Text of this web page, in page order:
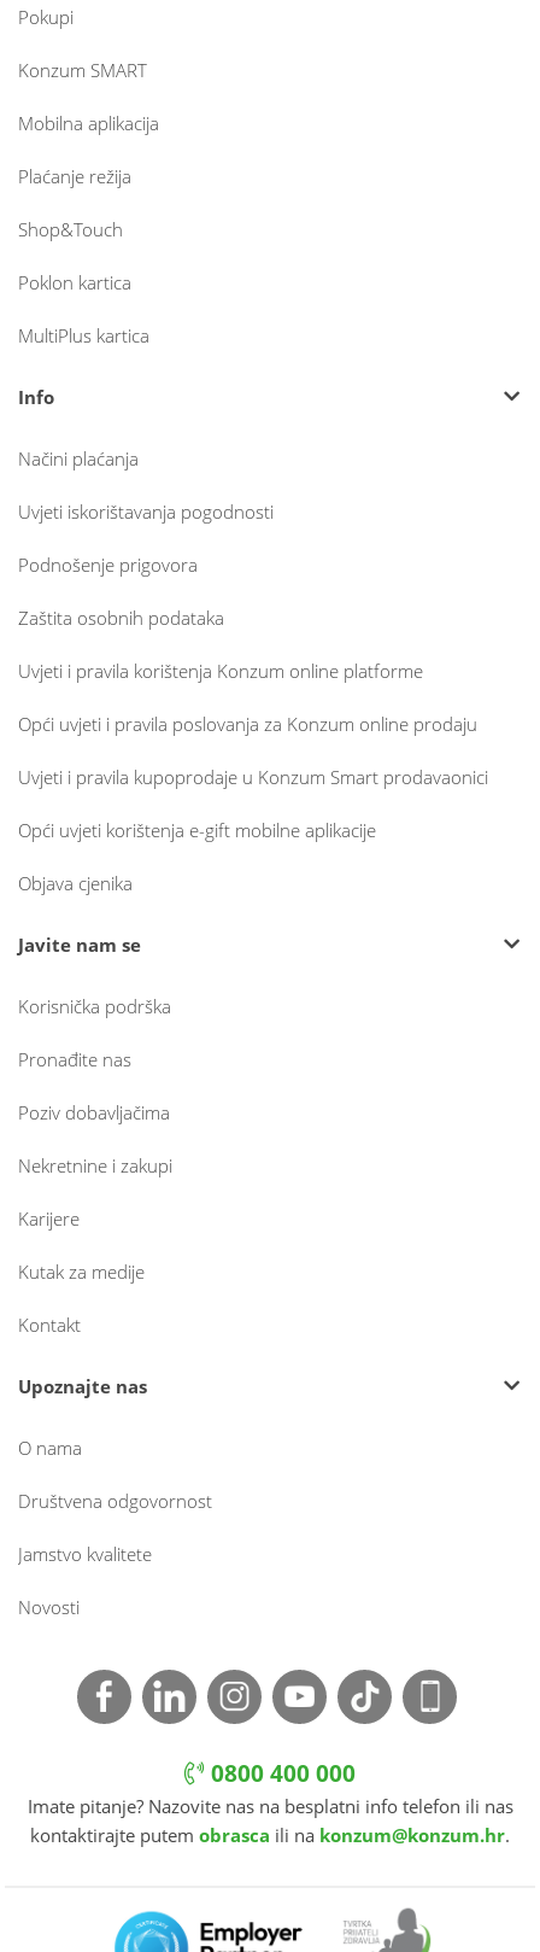
Pokupi
Konzum SMART
Mobilna aplikacija
Plaćanje režija
Shop&Touch
Poklon kartica
MultiPlus kartica
Info
Načini plaćanja
Uvjeti iskorištavanja pogodnosti
Podnošenje prigovora
Zaštita osobnih podataka
Uvjeti i pravila korištenja Konzum online platforme
Opći uvjeti i pravila poslovanja za Konzum online prodaju
Uvjeti i pravila kupoprodaje u Konzum Smart prodavaonici
Opći uvjeti korištenja e-gift mobilne aplikacije
Objava cjenika
Javite nam se
Korisnička podrška
Pronađite nas
Poziv dobavljačima
Nekretnine i zakupi
Karijere
Kutak za medije
Kontakt
Upoznajte nas
O nama
Društvena odgovornost
Jamstvo kvalitete
Novosti
0800 400 000
Imate pitanje? Nazovite nas na besplatni info telefon ili nas
kontaktirajte putem obrasca ili na konzum@konzum.hr.